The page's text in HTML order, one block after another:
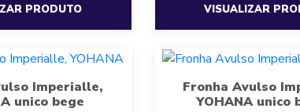
PRODUTO VISUALIZAR
Imperialle,
unico bege
Fronha Avulso
YOHANA unico